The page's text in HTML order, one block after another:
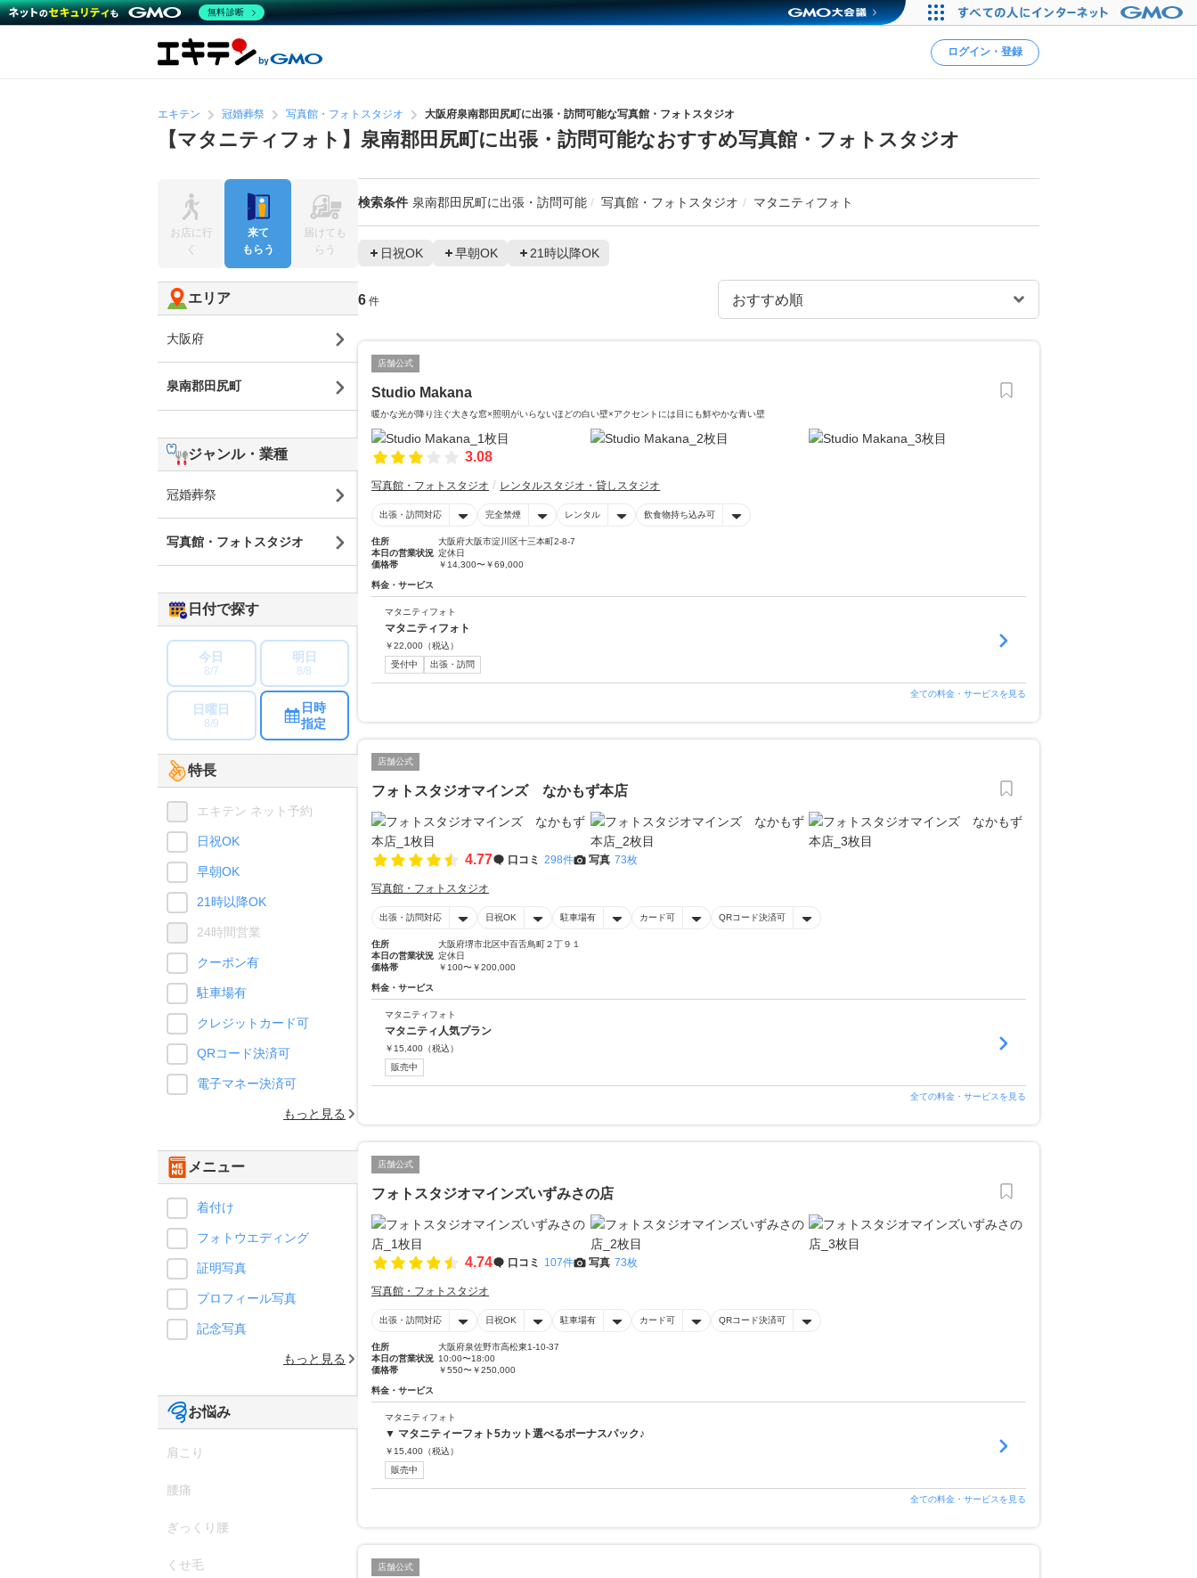
ログイン・登録
エキテン 冠婚葬祭 写真館・フォトスタジオ 大阪府泉南郡田尻町に出張・訪問可能な写真館・フォトスタジオ
【マタニティフォト】泉南郡田尻町に出張・訪問可能なおすすめ写真館・フォトスタジオ
検索条件 泉南郡田尻町に出張・訪問可能 写真館・フォトスタジオ マタニティフォト
日祝OK 早朝OK 21時以降OK
6 件
店舗公式
Studio Makana
暖かな光が降り注ぐ大きな窓×照明がいらないほどの白い壁×アクセントには目にも鮮やかな青い壁
3.08
写真館・フォトスタジオ レンタルスタジオ・貸しスタジオ
出張・訪問対応 完全禁煙 レンタル 飲食物持ち込み可
住所
大阪府大阪市淀川区十三本町2-8-7
本日の営業状況 定休日
価格帯
￥14,300〜￥69,000
料金・サービス
マタニティフォト
マタニティフォト
￥22,000 （税込）
受付中
出張・訪問
全ての料金・サービスを見る
店舗公式
フォトスタジオマインズ なかもず本店
4.77 口コミ 298件 写真 73枚
写真館・フォトスタジオ
出張・訪問対応 日祝OK 駐車場有 カード可 QRコード決済可
住所
大阪府堺市北区中百舌鳥町２丁９１
本日の営業状況 定休日
価格帯
￥100〜￥200,000
料金・サービス
マタニティフォト
マタニティ人気プラン
￥ 15,400 （税込）
販売中
全ての料金・サービスを見る
店舗公式
フォトスタジオマインズいずみさの店
4.74 口コミ 107件 写真 73枚
写真館・フォトスタジオ
出張・訪問対応 日祝OK 駐車場有 カード可 QRコード決済可
住所
大阪府泉佐野市高松東1-10-37
本日の営業状況 10:00〜18:00
価格帯
￥550〜￥250,000
料金・サービス
マタニティフォト
▼ マタニティーフォト5カット選べるボーナスパック♪
￥ 15,400 （税込）
販売中
全ての料金・サービスを見る
店舗公式
お店に行
く
来て
もらう
届けても
らう
エリア
大阪府
泉南郡田尻町
ジャンル・業種
冠婚葬祭
写真館・フォトスタジオ
日付で探す
今日
8/7
明日
8/8
日曜日
8/9
日時
指定
特長
エキテン ネット予約
日祝OK
早朝OK
21時以降OK
24時間営業
クーポン有
駐車場有
クレジットカード可
QRコード決済可
電子マネー決済可
もっと見る
メニュー
着付け
フォトウエディング
証明写真
プロフィール写真
記念写真
もっと見る
お悩み
肩こり
腰痛
ぎっくり腰
くせ毛
無料診断